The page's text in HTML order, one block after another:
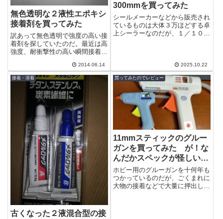
無色透明な２液性エポキシ
接着剤を買ってみた
訳あって無色透明で強度の高い接
着剤を探していたのだ。最近は高
強度、耐衝撃性の高い瞬間接着剤
が、今回は欠けた部分も補う必要
があったので...
2014.06.14
300mmを買ってみた
シールメーカーなどから販売され
ているものは大体３万ほどする卓
上シーラーなのだが、１／１０程
2025.10.22
接着・溶着
古くなった２液混合型の接
買ってみたのでレビュー
11mmスティックのグルー
ガンを買ってみた が！な
んだかスペックが怪しいの
で調べてみた
ホビー用のグルーガンを十何年も
つかっているのだが、ごくまれに
大物の接着などで大量に押出した